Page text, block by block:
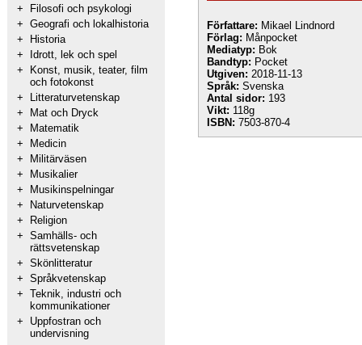
+
Filosofi och psykologi
+ Geografi och lokalhistoria
+
Historia
+
Idrott, lek och spel
+
Konst, musik, teater, film
och fotokonst
+
Litteraturvetenskap
+
Mat och Dryck
+
Matematik
+
Medicin
+
Militärväsen
+
Musikalier
+
Musikinspelningar
+
Naturvetenskap
+
Religion
+ Samhälls- och
rättsvetenskap
+ Skönlitteratur
+ Språkvetenskap
+ Teknik, industri och
kommunikationer
+
Uppfostran och
undervisning
Författare: Mikael Lindnord
Förlag: Månpocket
Mediatyp: Bok
Bandtyp: Pocket
Utgiven: 2018-11-13
Språk: Svenska
Antal sidor: 193
Vikt: 118g
ISBN: 7503-870-4